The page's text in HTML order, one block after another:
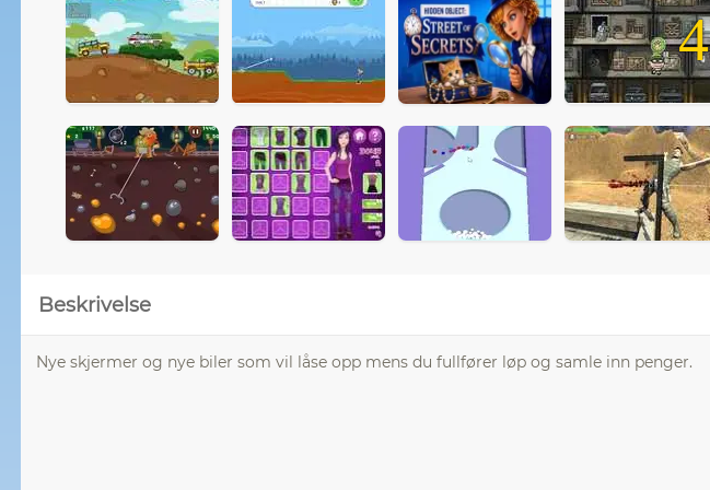
4
Beskrivelse
Nye skjermer og nye biler som vil låse opp mens du fullfører løp og samle inn penger.